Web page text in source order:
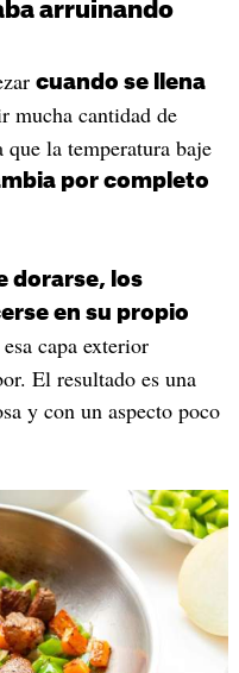
arruinando
cuando se llena
mucha cantidad de
la temperatura baje
por completo
dorarse, los
en su propio
capa exterior
El resultado es una
y con un aspecto poco